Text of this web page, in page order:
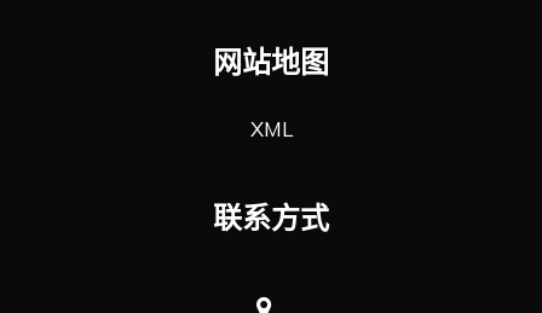
网站地图
XML
联系方式